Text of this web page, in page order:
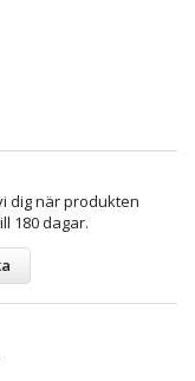
dig när produkten
180 dagar.